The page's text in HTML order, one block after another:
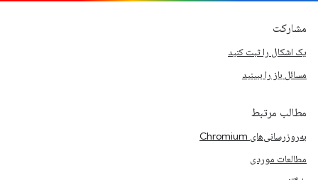
مشارکت
یک اشکال را ثبت کنید
مسائل باز را ببینید
مطالب مرتبط
به‌روزرسانی‌های Chromium
مطالعات موردی